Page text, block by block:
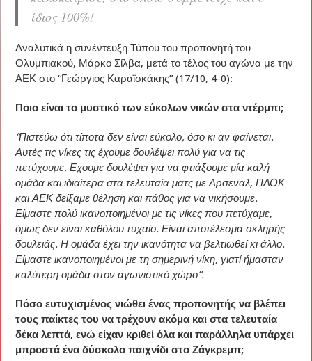
ίδιος 100%!
Αναλυτικά η συνέντευξη Τύπου του προπονητή του
Ολυμπιακού, Μάρκο Σίλβα, μετά το τέλος του αγώνα με την
ΑΕΚ στο “Γεώργιος Καραϊσκάκης” (17/10, 4-0):
Ποιο είναι το μυστικό των εύκολων νικών στα ντέρμπι;
“Πιστεύω ότι τίποτα δεν είναι εύκολο, όσο κι αν φαίνεται.
Αυτές τις νίκες τις έχουμε δουλέψει πολύ για να τις
πετύχουμε. Εχουμε δουλέψει για να φτιάξουμε μία καλή
ομάδα και ιδιαίτερα στα τελευταία ματς με Αρσεναλ, ΠΑΟΚ
και ΑΕΚ δείξαμε θέληση και πάθος για να νικήσουμε.
Είμαστε πολύ ικανοποιημένοι με τις νίκες που πετύχαμε,
όμως δεν είναι καθόλου τυχαίο. Είναι αποτέλεσμα σκληρής
δουλειάς. Η ομάδα έχει την ικανότητα να βελτιωθεί κι άλλο.
Είμαστε ικανοποιημένοι με τη σημερινή νίκη, γιατί ήμασταν
καλύτερη ομάδα στον αγωνιστικό χώρο”.
Πόσο ευτυχισμένος νιώθει ένας προπονητής να βλέπει
τους παίκτες του να τρέχουν ακόμα και στα τελευταία
δέκα λεπτά, ενώ είχαν κριθεί όλα και παράλληλα υπάρχει
μπροστά ένα δύσκολο παιχνίδι στο Ζάγκρεμπ;